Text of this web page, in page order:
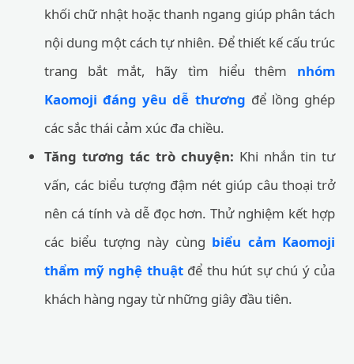
khối chữ nhật hoặc thanh ngang giúp phân tách
nội dung một cách tự nhiên. Để thiết kế cấu trúc
trang bắt mắt, hãy tìm hiểu thêm nhóm
Kaomoji đáng yêu dễ thương để lồng ghép
các sắc thái cảm xúc đa chiều.
Tăng tương tác trò chuyện: Khi nhắn tin tư
vấn, các biểu tượng đậm nét giúp câu thoại trở
nên cá tính và dễ đọc hơn. Thử nghiệm kết hợp
các biểu tượng này cùng biểu cảm Kaomoji
thẩm mỹ nghệ thuậtđể thu hút sự chú ý của
khách hàng ngay từ những giây đầu tiên.